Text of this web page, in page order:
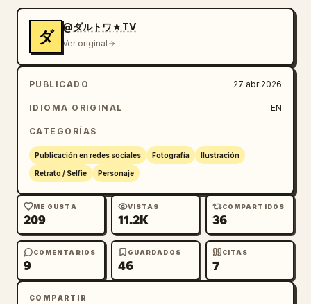
encantador".
ダ
@ダルトワ★TV
Ver original
PUBLICADO 27 abr 2026
IDIOMA ORIGINAL EN
CATEGORÍAS
Publicación en redes sociales Fotografía Ilustración
Retrato / Selfie Personaje
ME GUSTA
209
VISTAS
11.2K
COMPARTIDOS
36
COMENTARIOS
9
GUARDADOS
46
CITAS
7
COMPARTIR